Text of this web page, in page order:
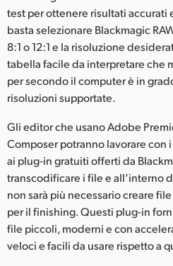
Poland
Portugal
Singapore
South Africa
Spain
Sweden
Chinese Taipei
Turkey
UAE
test per ottenere risultati accurati
basta selezionare Blackmagic
8:1 o 12:1 e la risoluzione
tabella facile da interpretare che
per secondo il computer è in
risoluzioni supportate.
Gli editor che usano Adobe
Composer potranno lavorare con
ai plug-in gratuiti offerti da
transcodificare i file e all’interno
non sarà più necessario creare
per il finishing. Questi plug-in
file piccoli, moderni e con
veloci e facili da usare rispetto a